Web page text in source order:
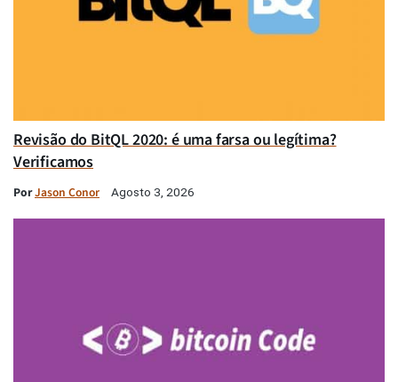
Revisão do BitQL 2020: é uma farsa ou legítima?
Verificamos
PorJason Conor Agosto 3, 2026